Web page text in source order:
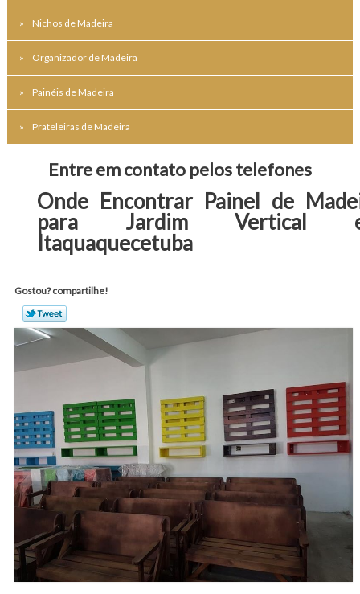
Nichos de Madeira
Organizador de Madeira
Painéis de Madeira
Prateleiras de Madeira
Entre em contato pelos telefones
Onde Encontrar Painel de
para Jardim Vertical
Itaquaquecetuba
Gostou? compartilhe!